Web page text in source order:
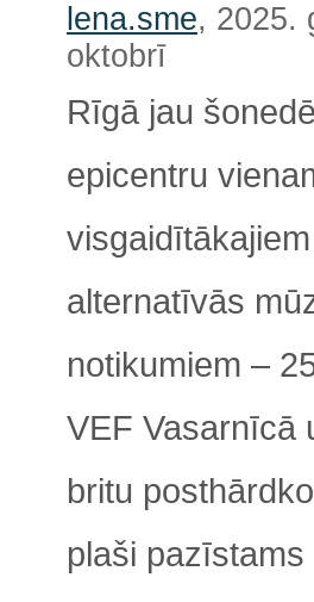
lena.sme, 2025.
oktobrī
Rīgā jau
epicentru
visgaidītākajiem
alternatīvās
notikumiem –
VEF Vasarnīcā
britu
plaši